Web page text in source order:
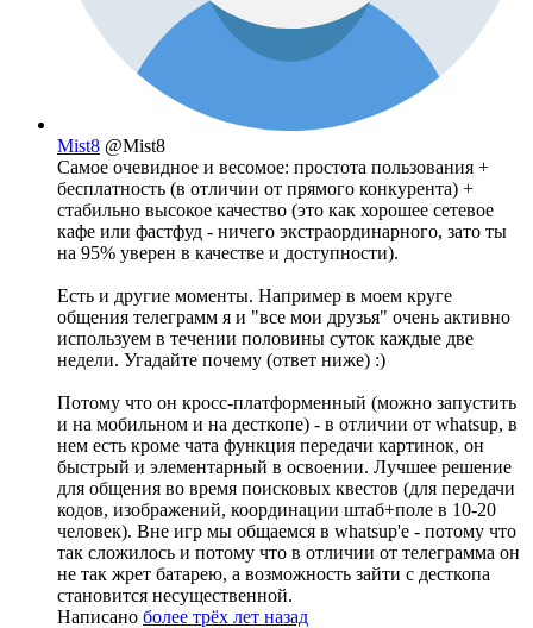
Mist8 @Mist8
Самое очевидное и весомое: простота пользования +
бесплатность (в отличии от прямого конкурента) +
стабильно высокое качество (это как хорошее сетевое
кафе или фастфуд - ничего экстраординарного, зато ты
на 95% уверен в качестве и доступности).
Есть и другие моменты. Например в моем круге
общения телеграмм я и "все мои друзья" очень активно
используем в течении половины суток каждые две
недели. Угадайте почему (ответ ниже) :)
Потому что он кросс-платформенный (можно запустить
и на мобильном и на десткопе) - в отличии от whatsup, в
нем есть кроме чата функция передачи картинок, он
быстрый и элементарный в освоении. Лучшее решение
для общения во время поисковых квестов (для передачи
кодов, изображений, координации штаб+поле в 10-20
человек). Вне игр мы общаемся в whatsup'e - потому что
так сложилось и потому что в отличии от телеграмма он
не так жрет батарею, а возможность зайти с десткопа
становится несущественной.
Написано более трёх лет назад